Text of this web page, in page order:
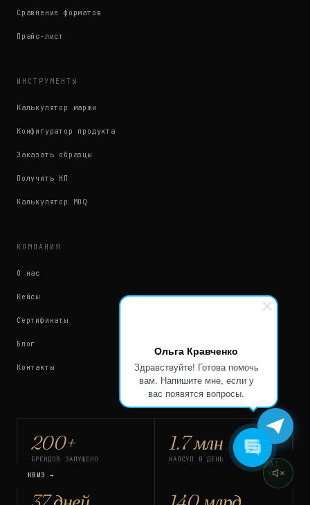
Ольга Кравченко
Здравствуйте! Готова помочь
вам. Напишите мне, если у
вас появятся вопросы.
Сравнение форматов
Прайс-лист
ИНСТРУМЕНТЫ
Калькулятор маржи
Конфигуратор продукта
Заказать образцы
Получить КП
Калькулятор MOQ
КОМПАНИЯ
О нас
Кейсы
Сертификаты
Блог
Контакты
200+
БРЕНДОВ ЗАПУЩЕНО
1.7 млн
КАПСУЛ В ДЕНЬ
КВИЗ →
AI
ЧАТ